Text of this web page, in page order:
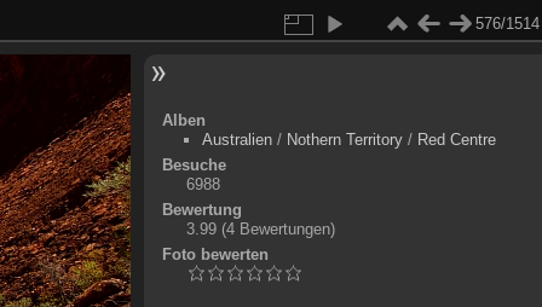
576/1514
Alben
Australien/ Nothern Territory/ Red Centre
Besuche
6988
Bewertung
3.99 (4 Bewertungen)
Foto bewerten